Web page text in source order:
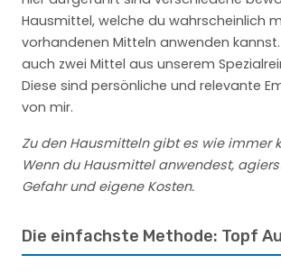
Hausmittel, welche du wahrscheinlich
vorhandenen Mitteln anwenden
auch zwei Mittel aus unserem
Diese sind persönliche und relevante
von mir.
Zu den Hausmitteln gibt es wie immer
Wenn du Hausmittel anwendest,
Gefahr und eigene Kosten.
Die einfachste Methode: Topf